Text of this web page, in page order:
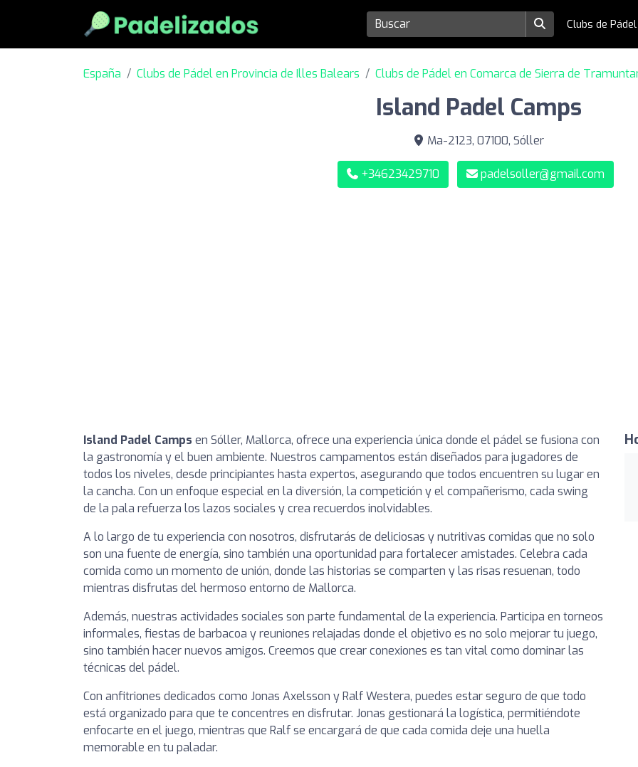
Clubs de
España Clubs de Pádel en Provincia de Illes Balears Clubs de Pádel en Comarca de Sierra de
Island Padel Camps
Ma-2123, 07100, Sóller
+34623429710 padelsoller@gmail.com
Island Padel Camps en Sóller, Mallorca, ofrece una experiencia única donde el pádel se fusiona con
la gastronomía y el buen ambiente. Nuestros campamentos están diseñados para jugadores de
todos los niveles, desde principiantes hasta expertos, asegurando que todos encuentren su lugar en
la cancha. Con un enfoque especial en la diversión, la competición y el compañerismo, cada swing
de la pala refuerza los lazos sociales y crea recuerdos inolvidables.
A lo largo de tu experiencia con nosotros, disfrutarás de deliciosas y nutritivas comidas que no solo
son una fuente de energía, sino también una oportunidad para fortalecer amistades. Celebra cada
comida como un momento de unión, donde las historias se comparten y las risas resuenan, todo
mientras disfrutas del hermoso entorno de Mallorca.
Además, nuestras actividades sociales son parte fundamental de la experiencia. Participa en torneos
informales, fiestas de barbacoa y reuniones relajadas donde el objetivo es no solo mejorar tu juego,
sino también hacer nuevos amigos. Creemos que crear conexiones es tan vital como dominar las
técnicas del pádel.
Con anfitriones dedicados como Jonas Axelsson y Ralf Westera, puedes estar seguro de que todo
está organizado para que te concentres en disfrutar. Jonas gestionará la logística, permitiéndote
enfocarte en el juego, mientras que Ralf se encargará de que cada comida deje una huella
memorable en tu paladar.